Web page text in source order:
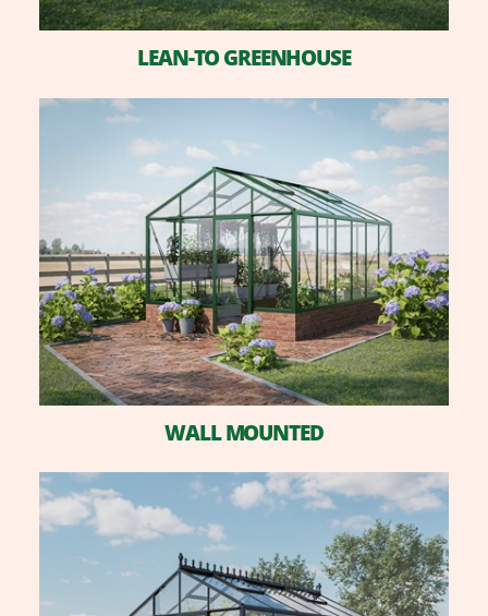
LEAN-TO GREENHOUSE
WALL MOUNTED